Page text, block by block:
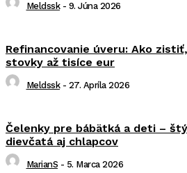
Meldssk - 9. Júna 2026
Refinancovanie úveru: Ako
stovky až tisíce eur
Meldssk - 27. Apríla 2026
Čelenky pre bábätká a deti –
dievčatá aj chlapcov
MarianS - 5. Marca 2026